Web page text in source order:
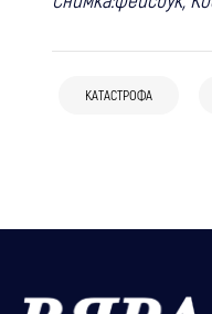
КАТАСТРОФА
България 05 авг
19-годишна
опасност за
фаталната
(Снимки,